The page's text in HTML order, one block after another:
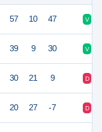
57 10 47 V
39 9 30 V
30 21 9 D
20 27 -7 D